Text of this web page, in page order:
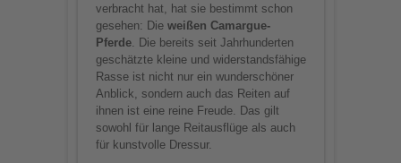
verbracht hat, hat sie bestimmt schon
gesehen: Die weißen Camargue-
Pferde. Die bereits seit Jahrhunderten
geschätzte kleine und widerstandsfähige
Rasse ist nicht nur ein wunderschöner
Anblick, sondern auch das Reiten auf
ihnen ist eine reine Freude. Das gilt
sowohl für lange Reitausflüge als auch
für kunstvolle Dressur.